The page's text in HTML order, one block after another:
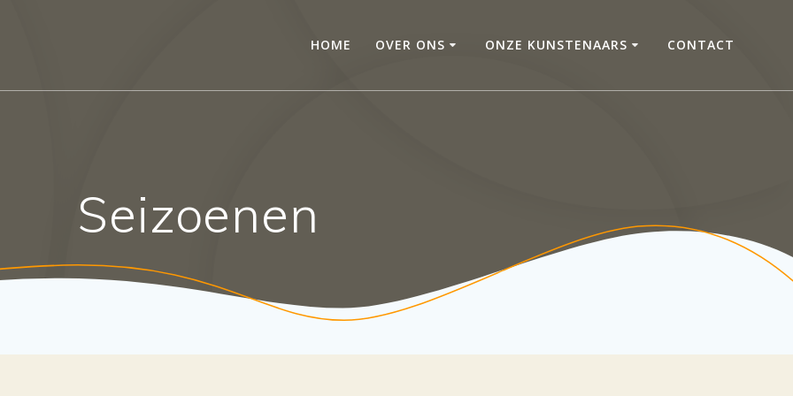
HOME OVER ONS ONZE KUNSTENAARS CONTACT
Seizoenen